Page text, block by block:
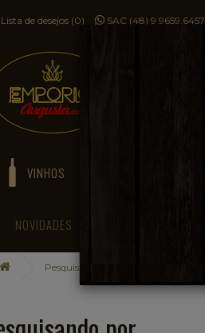
Lista de desejos (0) SAC (48) 9 9659.6457
VINHOS
NOVIDADES
Pesquisando por